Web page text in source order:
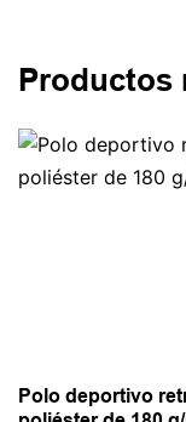
Productos
Polo deportivo